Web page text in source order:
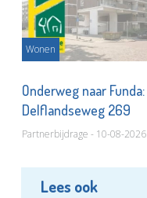
Wonen
Onderweg naar Funda:
Delflandseweg 269
Partnerbijdrage - 10-08-2026
Lees ook